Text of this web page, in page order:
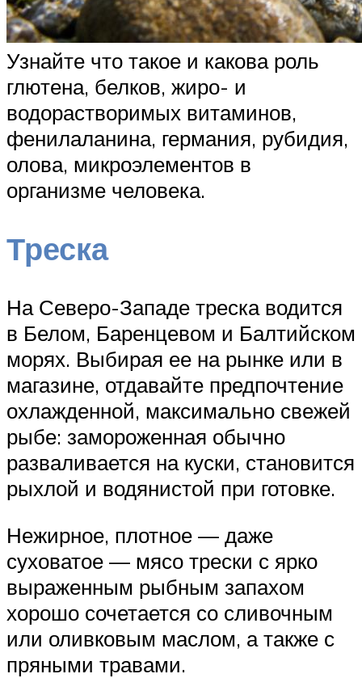
Узнайте что такое и какова роль
глютена, белков, жиро- и
водорастворимых витаминов,
фенилаланина, германия, рубидия,
олова, микроэлементов в
организме человека.
Треска
На Северо-Западе треска водится
в Белом, Баренцевом и Балтийском
морях. Выбирая ее на рынке или в
магазине, отдавайте предпочтение
охлажденной, максимально свежей
рыбе: замороженная обычно
разваливается на куски, становится
рыхлой и водянистой при готовке.
Нежирное, плотное — даже
суховатое — мясо трески с ярко
выраженным рыбным запахом
хорошо сочетается со сливочным
или оливковым маслом, а также с
пряными травами.